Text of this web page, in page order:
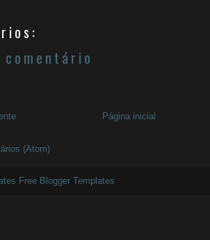
Página inicial
(Atom)
Free Blogger Templates